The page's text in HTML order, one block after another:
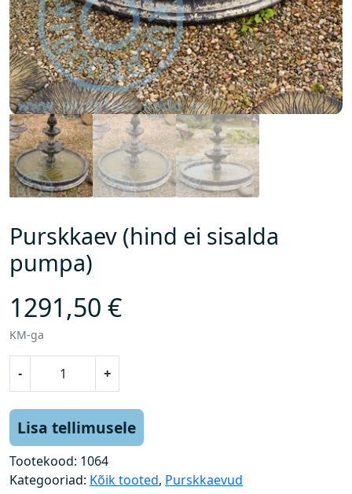
Purskkaev (hind ei sisalda
pumpa)
1291,50 €
KM-ga
-
k
k
a
+
Lisa tellimusele
Tootekood: 1064
Kategooriad: Kõik tooted, Purskkaevud